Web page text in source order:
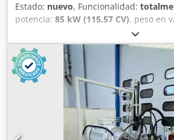
Estado: nuevo, Funcionalidad:
potencia: 85 kW (115,57 CV), peso en
capacidad del depósito de combustible:
TÉCNICOS Tipo de motor: Diesel-
TCD 3.6 L4 Norma de emisiones: China
Potencia nominal: 85 kW (115 CV)
200 l DETALLES DE LA MÁQUINA
Dimensiones y peso Dimensiones
2.800 x 1.400 x 1.600 mm Peso: 2.200
Mando a distancia por radio Múltiples
Unidad hidráulica: externa Conexiones